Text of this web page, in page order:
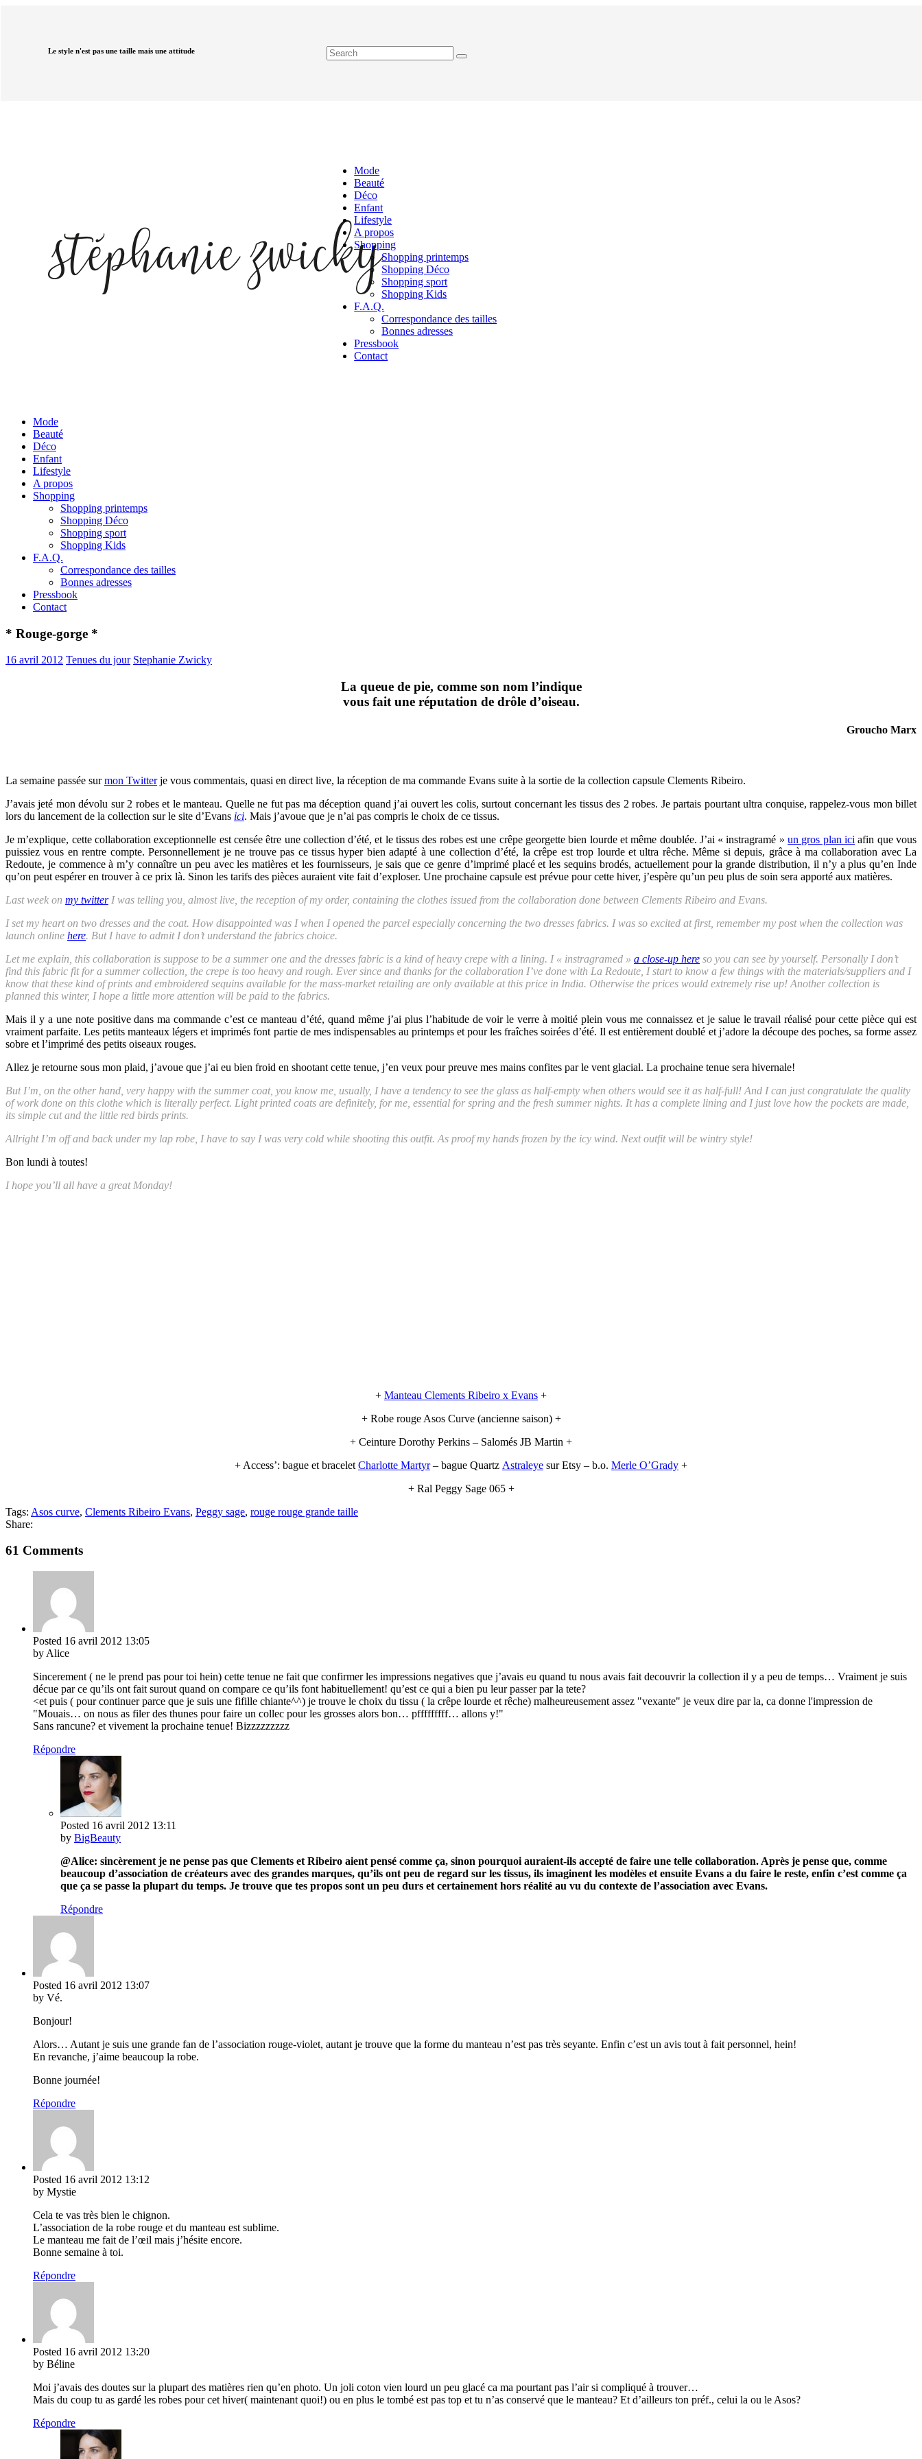
Le style n'est pas une taille mais une attitude
Mode
Beauté
Déco
Enfant
Lifestyle
A propos
Shopping
Shopping printemps
Shopping Déco
Shopping sport
Shopping Kids
F.A.Q.
Correspondance des tailles
Bonnes adresses
Pressbook
Contact
Mode
Beauté
Déco
Enfant
Lifestyle
A propos
Shopping
Shopping printemps
Shopping Déco
Shopping sport
Shopping Kids
F.A.Q.
Correspondance des tailles
Bonnes adresses
Pressbook
Contact
* Rouge-gorge *
16 avril 2012 Tenues du jour Stephanie Zwicky
La queue de pie, comme son nom l’indique
vous fait une réputation de drôle d’oiseau.
Groucho Marx
La semaine passée surmon Twitterje vous commentais, quasi en direct live, la réception de ma commande Evans suite à la sortie de la collection capsule Clements Ribeiro.
J’avais jeté mon dévolu sur 2 robes et le manteau. Quelle ne fut pas ma déception quand j’ai ouvert les colis, surtout concernant les tissus des 2 robes. Je partais pourtant ultra conquise, rappelez-vous mon billet
lors du lancement de la collection sur le site d’Evans ici. Mais j’avoue que je n’ai pas compris le choix de ce tissus.
Je m’explique, cette collaboration exceptionnelle est censée être une collection d’été, et le tissus des robes est une crêpe georgette bien lourde et même doublée. J’ai « instragramé »un gros plan ici afin que vous
puissiez vous en rentre compte. Personnellement je ne trouve pas ce tissus hyper bien adapté à une collection d’été, la crêpe est trop lourde et ultra rêche. Même si depuis, grâce à ma collaboration avec La
Redoute, je commence à m’y connaître un peu avec les matières et les fournisseurs, je sais que ce genre d’imprimé placé et les sequins brodés, actuellement pour la grande distribution, il n’y a plus qu’en Inde
qu’on peut espérer en trouver à ce prix là. Sinon les tarifs des pièces auraient vite fait d’exploser. Une prochaine capsule est prévue pour cette hiver, j’espère qu’un peu plus de soin sera apporté aux matières.
Last week on my twitterI was telling you, almost live, the reception of my order, containing the clothes issued from the collaboration done between Clements Ribeiro and Evans.
I set my heart on two dresses and the coat. How disappointed was I when I opened the parcel especially concerning the two dresses fabrics. I was so excited at first, remember my post when the collection was
launch online here. But I have to admit I don’t understand the fabrics choice.
Let me explain, this collaboration is suppose to be a summer one and the dresses fabric is a kind of heavy crepe with a lining. I « instragramed » a close-up here so you can see by yourself. Personally I don’t
find this fabric fit for a summer collection, the crepe is too heavy and rough. Ever since and thanks for the collaboration I’ve done with La Redoute, I start to know a few things with the materials/suppliers and I
know that these kind of prints and embroidered sequins available for the mass-market retailing are only available at this price in India. Otherwise the prices would extremely rise up! Another collection is
planned this winter, I hope a little more attention will be paid to the fabrics.
Mais il y a une note positive dans ma commande c’est ce manteau d’été, quand même j’ai plus l’habitude de voir le verre à moitié plein vous me connaissez et je salue le travail réalisé pour cette pièce qui est
vraiment parfaite. Les petits manteaux légers et imprimés font partie de mes indispensables au printemps et pour les fraîches soirées d’été. Il est entièrement doublé et j’adore la découpe des poches, sa forme assez
sobre et l’imprimé des petits oiseaux rouges.
Allez je retourne sous mon plaid, j’avoue que j’ai eu bien froid en shootant cette tenue, j’en veux pour preuve mes mains confites par le vent glacial. La prochaine tenue sera hivernale!
But I’m, on the other hand, very happy with the summer coat, you know me, usually, I have a tendency to see the glass as half-empty when others would see it as half-full! And I can just congratulate the quality
of work done on this clothe which is literally perfect. Light printed coats are definitely, for me, essential for spring and the fresh summer nights. It has a complete lining and I just love how the pockets are made,
its simple cut and the little red birds prints.
Allright I’m off and back under my lap robe, I have to say I was very cold while shooting this outfit. As proof my hands frozen by the icy wind. Next outfit will be wintry style!
Bon lundi à toutes!
I hope you’ll all have a great Monday!
+ Manteau Clements Ribeiro x Evans +
+ Robe rouge Asos Curve (ancienne saison) +
+ Ceinture Dorothy Perkins – Salomés JB Martin +
+ Access’: bague et bracelet Charlotte Martyr– bague Quartz Astraleye sur Etsy – b.o. Merle O’Grady +
+ Ral Peggy Sage 065 +
Tags: Asos curve, Clements Ribeiro Evans, Peggy sage, rouge rouge grande taille
Share:
61 Comments
Posted 16 avril 2012 13:05
by Alice
Sincerement ( ne le prend pas pour toi hein) cette tenue ne fait que confirmer les impressions negatives que j’avais eu quand tu nous avais fait decouvrir la collection il y a peu de temps… Vraiment je suis
décue par ce qu’ils ont fait surout quand on compare ce qu’ils font habituellement! qu’est ce qui a bien pu leur passer par la tete?
<et puis ( pour continuer parce que je suis une fifille chiante^^) je trouve le choix du tissu ( la crêpe lourde et rêche) malheureusement assez "vexante" je veux dire par la, ca donne l'impression de
"Mouais… on nous as filer des thunes pour faire un collec pour les grosses alors bon… pfffffffff… allons y!"
Sans rancune? et vivement la prochaine tenue! Bizzzzzzzzz
Répondre
Posted 16 avril 2012 13:11
by BigBeauty
@Alice: sincèrement je ne pense pas que Clements et Ribeiro aient pensé comme ça, sinon pourquoi auraient-ils accepté de faire une telle collaboration. Après je pense que, comme
beaucoup d’association de créateurs avec des grandes marques, qu’ils ont peu de regard sur les tissus, ils imaginent les modèles et ensuite Evans a du faire le reste, enfin c’est comme ça
que ça se passe la plupart du temps. Je trouve que tes propos sont un peu durs et certainement hors réalité au vu du contexte de l’association avec Evans.
Répondre
Posted 16 avril 2012 13:07
by Vé.
Bonjour!
Alors… Autant je suis une grande fan de l’association rouge-violet, autant je trouve que la forme du manteau n’est pas très seyante. Enfin c’est un avis tout à fait personnel, hein!
En revanche, j’aime beaucoup la robe.
Bonne journée!
Répondre
Posted 16 avril 2012 13:12
by Mystie
Cela te vas très bien le chignon.
L’association de la robe rouge et du manteau est sublime.
Le manteau me fait de l’œil mais j’hésite encore.
Bonne semaine à toi.
Répondre
Posted 16 avril 2012 13:20
by Béline
Moi j’avais des doutes sur la plupart des matières rien qu’en photo. Un joli coton vien lourd un peu glacé ca ma pourtant pas l’air si compliqué à trouver…
Mais du coup tu as gardé les robes pour cet hiver( maintenant quoi!) ou en plus le tombé est pas top et tu n’as conservé que le manteau? Et d’ailleurs ton préf., celui la ou le Asos?
Répondre